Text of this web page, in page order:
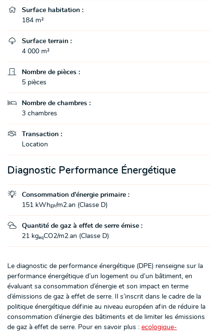

Surface habitation :
184 m²

Surface terrain :
4 000 m²

Nombre de pièces :
5 pièces

Nombre de chambres :
3 chambres

Transaction :
Location
Diagnostic Performance Énergétique

Consommation d’énergie primaire :
151 kWh EP/m2.an (Classe D)

Quantité de gaz à effet de serre émise :
21 kgeqCO2/m2.an (Classe D)
Le diagnostic de performance énergétique (DPE) renseigne sur la
performance énergétique d’un logement ou d’un bâtiment, en
évaluant sa consommation d’énergie et son impact en terme
d’émissions de gaz à effet de serre. Il s’inscrit dans le cadre de la
politique énergétique définie au niveau européen afin de réduire la
consommation d’énergie des bâtiments et de limiter les émissions
de gaz à effet de serre. Pour en savoir plus : ecologique-